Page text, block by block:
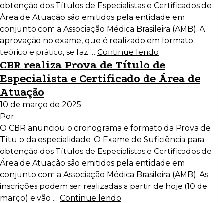
obtenção dos Títulos de Especialistas e Certificados de
Área de Atuação são emitidos pela entidade em
conjunto com a Associação Médica Brasileira (AMB). A
aprovação no exame, que é realizado em formato
teórico e prático, se faz … Continue lendo
CBR realiza Prova de Título de
Especialista e Certificado de Área de
Atuação
10 de março de 2025
Por
O CBR anunciou o cronograma e formato da Prova de
Título da especialidade. O Exame de Suficiência para
obtenção dos Títulos de Especialistas e Certificados de
Área de Atuação são emitidos pela entidade em
conjunto com a Associação Médica Brasileira (AMB). As
inscrições podem ser realizadas a partir de hoje (10 de
março) e vão … Continue lendo